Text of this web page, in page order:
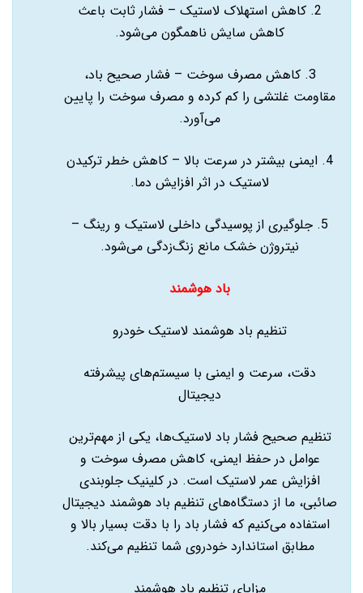
2. کاهش استهلاک لاستیک – فشار ثابت باعث
کاهش سایش ناهمگون می‌شود.
3. کاهش مصرف سوخت – فشار صحیح باد،
مقاومت غلتشی را کم کرده و مصرف سوخت را پایین
می‌آورد.
4. ایمنی بیشتر در سرعت بالا – کاهش خطر ترکیدن
لاستیک در اثر افزایش دما.
5. جلوگیری از پوسیدگی داخلی لاستیک و رینگ –
نیتروژن خشک مانع زنگ‌زدگی می‌شود.
باد هوشمند
تنظیم باد هوشمند لاستیک خودرو
دقت، سرعت و ایمنی با سیستم‌های پیشرفته
دیجیتال
تنظیم صحیح فشار باد لاستیک‌ها، یکی از مهم‌ترین
عوامل در حفظ ایمنی، کاهش مصرف سوخت و
افزایش عمر لاستیک است. در کلینیک جلوبندی
صائبی، ما از دستگاه‌های تنظیم باد هوشمند دیجیتال
استفاده می‌کنیم که فشار باد را با دقت بسیار بالا و
مطابق استاندارد خودروی شما تنظیم می‌کند.
مزایای تنظیم باد هوشمند